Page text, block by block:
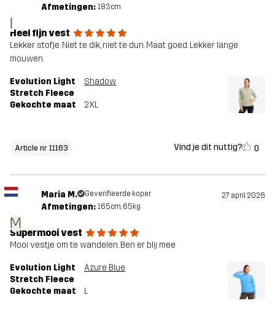
I
Afmetingen: 183cm
Heel fijn vest
Lekker stofje. Niet te dik, niet te dun. Maat goed. Lekker lange
mouwen.
Evolution Light
Stretch Fleece
Shadow
Gekochte maat 2XL
Article nr 11163 Vind je dit nuttig? 0
M
Maria M. Geverifieerde koper 27 april 2026
Afmetingen: 165cm, 65kg
Supermooi vest
Mooi vestje om te wandelen. Ben er blij mee
Evolution Light
Stretch Fleece
Azure Blue
Gekochte maat L